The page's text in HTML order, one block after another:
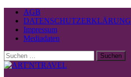
AGB
DATENSCHUTZERKLÄRUNG
Impressum
Mediadaten
Suchen
nach: